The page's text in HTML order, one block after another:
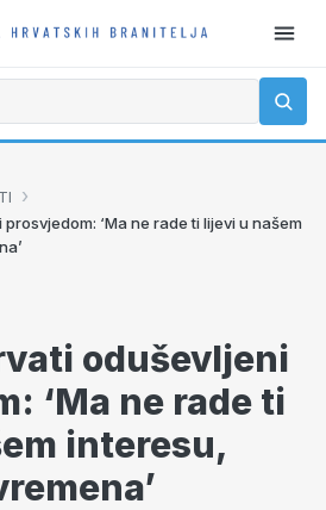
›
‘Ma ne rade ti lijevi u našem
oduševljeni
‘Ma ne rade ti
interesu,